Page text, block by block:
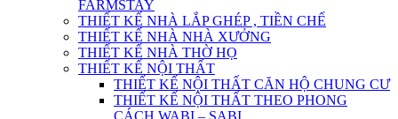
FARMSTAY
THIẾT KẾ NHÀ LẮP GHÉP , TIỀN CHẾ
THIẾT KẾ NHÀ NHÀ XƯỞNG
THIẾT KẾ NHÀ THỜ HỌ
THIẾT KẾ NỘI THẤT
THIẾT KẾ NỘI THẤT CĂN HỘ CHUNG CƯ
THIẾT KẾ NỘI THẤT THEO PHONG
CÁCH WABI – SABI